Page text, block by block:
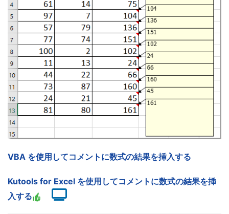
VBA を使用してコメントに数式の結果を挿入する
Kutools for Excel を使用してコメントに数式の結果を挿
入する